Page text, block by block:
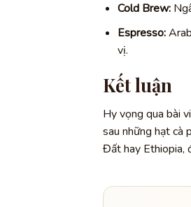
Cold Brew:
Espresso:
vị.
Kết luận
Hy vọng qua bài
sau những hạt cà
Đất hay Ethiopia,